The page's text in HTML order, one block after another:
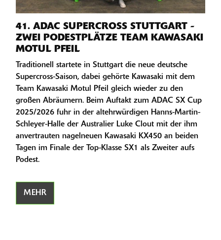
41. ADAC SUPERCROSS STUTTGART -
ZWEI PODESTPLÄTZE TEAM KAWASAKI
MOTUL PFEIL
Traditionell startete in Stuttgart die neue deutsche
Supercross-Saison, dabei gehörte Kawasaki mit dem
Team Kawasaki Motul Pfeil gleich wieder zu den
großen Abräumern. Beim Auftakt zum ADAC SX Cup
2025/2026 fuhr in der altehrwürdigen Hanns-Martin-
Schleyer-Halle der Australier Luke Clout mit der ihm
anvertrauten nagelneuen Kawasaki KX450 an beiden
Tagen im Finale der Top-Klasse SX1 als Zweiter aufs
Podest.
MEHR